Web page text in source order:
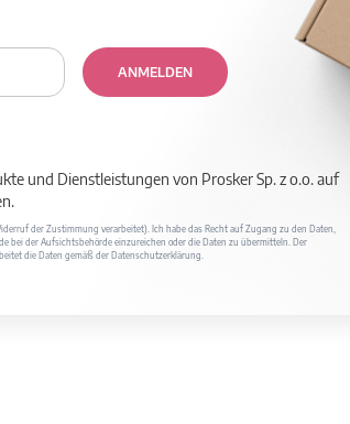
ANMELDEN
und Dienstleistungen von Prosker Sp. z o.o. auf
der Zustimmung verarbeitet). Ich habe das Recht auf Zugang zu den Daten,
bei der Aufsichtsbehörde einzureichen oder die Daten zu übermitteln. Der
die Daten gemäß der Datenschutzerklärung.